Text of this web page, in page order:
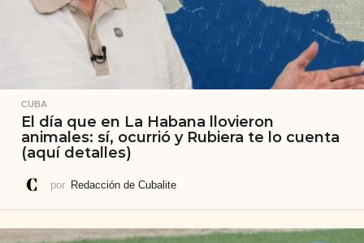
CUBA
El día que en La Habana llovieron
animales: sí, ocurrió y Rubiera te lo cuenta
(aquí detalles)
por Redacción de Cubalite